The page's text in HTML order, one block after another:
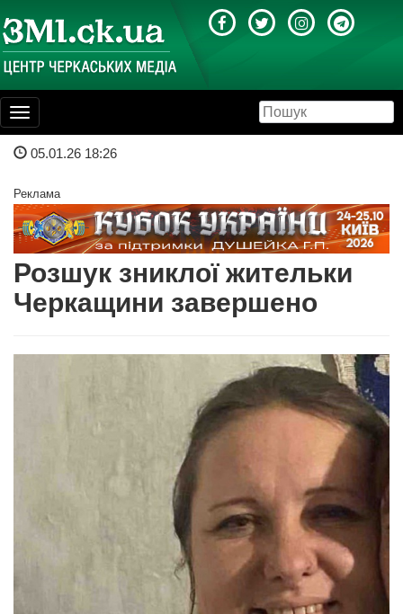
Toggle
navigation
05.01.26 18:26
Реклама
Розшук зниклої жительки
Черкащини завершено